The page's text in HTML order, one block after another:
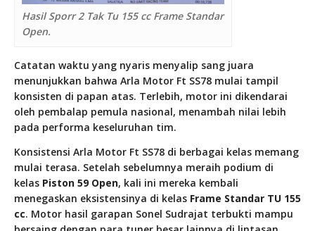
Hasil Sporr 2 Tak Tu 155 cc Frame Standar
Open.
Catatan waktu yang nyaris menyalip sang juara
menunjukkan bahwa Arla Motor Ft SS78 mulai tampil
konsisten di papan atas. Terlebih, motor ini dikendarai
oleh pembalap pemula nasional, menambah nilai lebih
pada performa keseluruhan tim.
Konsistensi Arla Motor Ft SS78 di berbagai kelas memang
mulai terasa. Setelah sebelumnya meraih podium di
kelas Piston 59 Open, kali ini mereka kembali
menegaskan eksistensinya di kelas Frame Standar TU 155
cc. Motor hasil garapan Sonel Sudrajat terbukti mampu